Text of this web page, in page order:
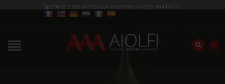
Spécialiste des ventes aux enchères d'objets militaires